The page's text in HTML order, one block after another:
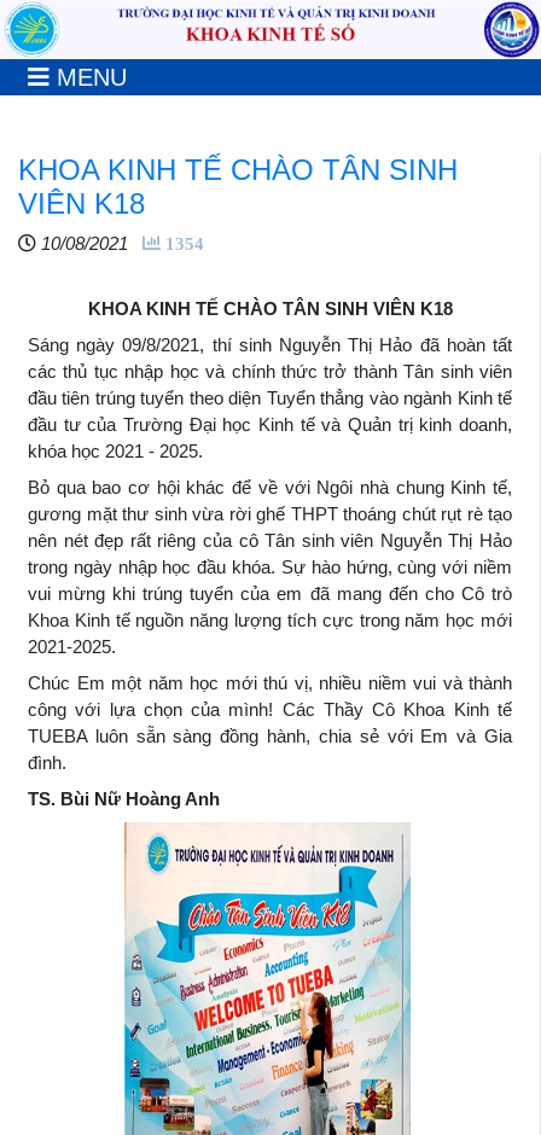
MENU
KHOA KINH TẾ CHÀO TÂN SINH
VIÊN K18
10/08/2021 1354
KHOA KINH TẾ CHÀO TÂN SINH VIÊN K18
Sáng ngày 09/8/2021, thí sinh Nguyễn Thị Hảo đã hoàn tất
các thủ tục nhập học và chính thức trở thành Tân sinh viên
đầu tiên trúng tuyển theo diện Tuyển thẳng vào ngành Kinh tế
đầu tư của Trường Đại học Kinh tế và Quản trị kinh doanh,
khóa học 2021 - 2025.
Bỏ qua bao cơ hội khác để về với Ngôi nhà chung Kinh tế,
gương mặt thư sinh vừa rời ghế THPT thoáng chút rụt rè tạo
nên nét đẹp rất riêng của cô Tân sinh viên Nguyễn Thị Hảo
trong ngày nhập học đầu khóa. Sự hào hứng, cùng với niềm
vui mừng khi trúng tuyển của em đã mang đến cho Cô trò
Khoa Kinh tế nguồn năng lượng tích cực trong năm học mới
2021-2025.
Chúc Em một năm học mới thú vị, nhiều niềm vui và thành
công với lựa chọn của mình! Các Thầy Cô Khoa Kinh tế
TUEBA luôn sẵn sàng đồng hành, chia sẻ với Em và Gia
đình.
TS. Bùi Nữ Hoàng Anh